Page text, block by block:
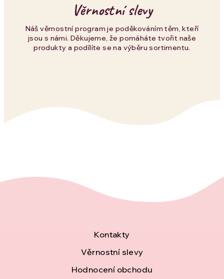
Věrnostní slevy
Náš věrnostní program je poděkováním těm, kteří
jsou s námi. Děkujeme, že pomáháte tvořit naše
produkty a podílíte se na výběru sortimentu.
Kontakty
Věrnostní slevy
Hodnocení obchodu